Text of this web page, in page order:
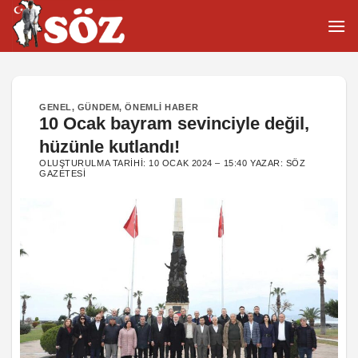
İçeriğe
atla
GENEL, GÜNDEM,ÖNEMLI HABER
10 Ocak bayram sevinciyle değil,
hüzünle kutlandı!
OLUŞTURULMA TARIHI: 10 OCAK 2024 – 15:40 YAZAR: SÖZ
GAZETESI